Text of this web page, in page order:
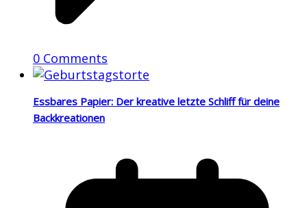
0 Comments
Essbares Papier: Der kreative letzte Schliff für deine
Backkreationen